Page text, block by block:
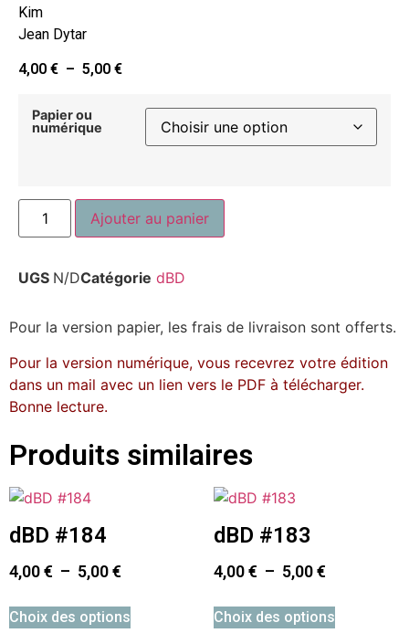
Kim
Jean Dytar
4,00 € – 5,00 €
Papier ou
numérique
Ajouter au panier
UGS N/DCatégorie dBD
Pour la version papier, les frais de livraison sont offerts.
Pour la version numérique, vous recevrez votre édition
dans un mail avec un lien vers le PDF à télécharger.
Bonne lecture.
Produits similaires
dBD #184
4,00€ – 5,00€
Choix des options
dBD #183
4,00€ – 5,00€
Choix des options